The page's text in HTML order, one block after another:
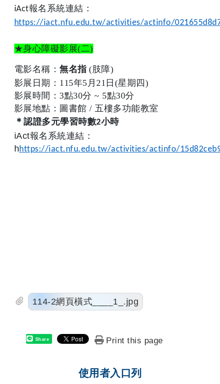
iAct報名系統連結：
https://iact.nfu.edu.tw/activities/actinfo/
★身心障礙影展(二)
電影名稱： 無名指 (肢障)
影展日期：115年5月21日(星期四)
影展時間： 3點30分 ~ 5點30分
影展地點：圖書館 / 五樓多功能教室
＊ 認證多元學習時數2小時
iAct報名系統連結：
hhttps://iact.nfu.edu.tw/activities/actinfo/
114-2網頁橫式____1_.jpg
Share Print this page
使用者入口列